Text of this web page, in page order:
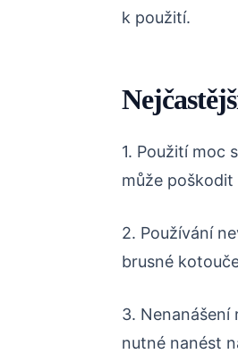
k použití.
1. Použití moc
může
2. Používání
brusné
3.
nutné nanést